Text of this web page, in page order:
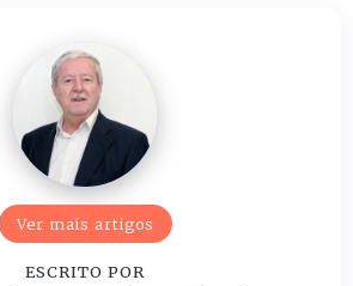
Ver mais artigos
ESCRITO POR